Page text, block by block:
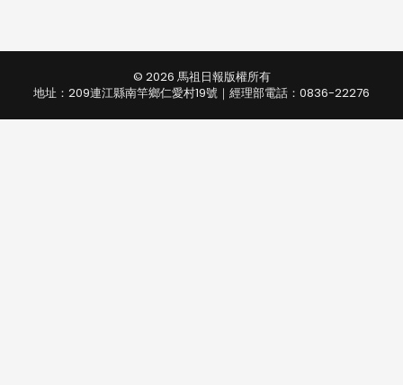
© 2026 馬祖日報版權所有
地址：209連江縣南竿鄉仁愛村19號｜經理部電話：0836-22276